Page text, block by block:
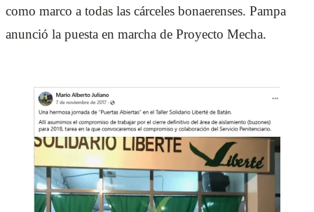
como marco a todas las cárceles bonaerenses. Pampa
anunció la puesta en marcha de Proyecto Mecha.